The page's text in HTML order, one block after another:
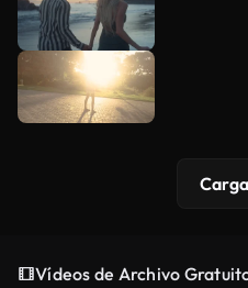
Vídeos de Archivo